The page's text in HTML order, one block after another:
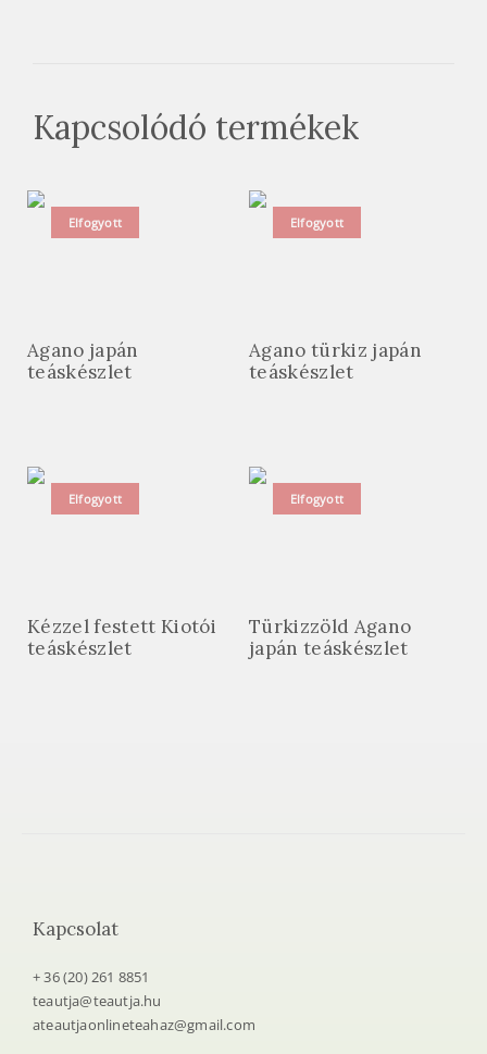
Kapcsolódó termékek
Elfogyott
Agano japán
teáskészlet
Elfogyott
Agano türkiz japán
teáskészlet
Elfogyott
Kézzel festett Kiotói
teáskészlet
Elfogyott
Türkizzöld Agano
japán teáskészlet
Kapcsolat
+ 36 (20) 261 8851
teautja@teautja.hu
ateautjaonlineteahaz@gmail.com